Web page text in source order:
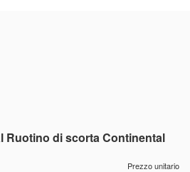
Ruotino di scorta Continental
Prezzo unitario